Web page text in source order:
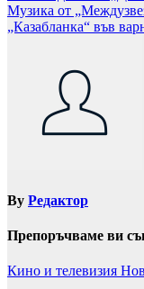
Музика от
„Казабланка“ във
By Редактор
Препоръчваме ви
Кино и телевизия